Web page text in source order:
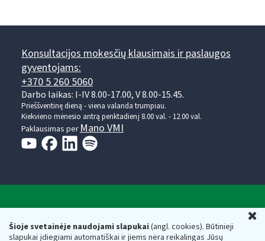
Šioje svetainėje naudojami slapukai(angl. cookies). Būtinieji
slapukai įdiegiami automatiškai ir jiems nėra reikalingas Jūsų
Konsultacijos mokesčių klausimais ir paslaugos
gyventojams:
+370 5 260 5060
Darbo laikas: I-IV 8.00-17.00, V 8.00-15.45.
Prieššventinę dieną - viena valanda trumpiau.
Kiekvieno mėnesio antrą penktadienį 8.00 val. - 12.00 val.
Paklausimas per Mano VMI
Respublikos finansų ministerijos